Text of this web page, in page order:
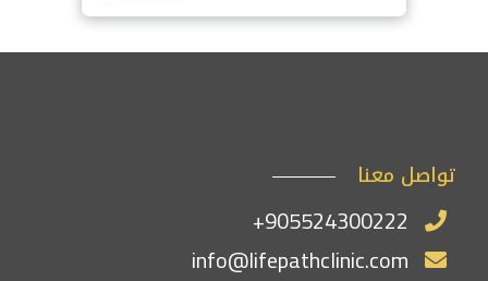
تواصل معنا
+905524300222
info@lifepathclinic.com